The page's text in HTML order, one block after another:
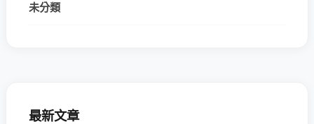
未分類
最新文章